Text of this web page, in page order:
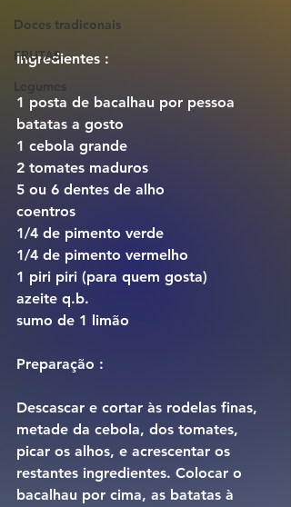
Doces tradiconais
FRUTAS
Legumes
Ingredientes :
1 posta de bacalhau por pessoa
batatas a gosto
1 cebola grande
2 tomates maduros
5 ou 6 dentes de alho
coentros
1/4 de pimento verde
1/4 de pimento vermelho
1 piri piri (para quem gosta)
azeite q.b.
sumo de 1 limão
Preparação :
Descascar e cortar às rodelas finas,
metade da cebola, dos tomates,
picar os alhos, e acrescentar os
restantes ingredientes. Colocar o
bacalhau por cima, as batatas à